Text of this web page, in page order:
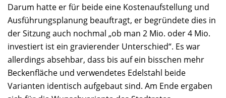
Darum hatte er für beide eine Kostenaufstellung und
Ausführungsplanung beauftragt, er begründete dies in
der Sitzung auch nochmal „ob man 2 Mio. oder 4 Mio.
investiert ist ein gravierender Unterschied“. Es war
allerdings absehbar, dass bis auf ein bisschen mehr
Beckenfläche und verwendetes Edelstahl beide
Varianten identisch aufgebaut sind. Am Ende ergaben